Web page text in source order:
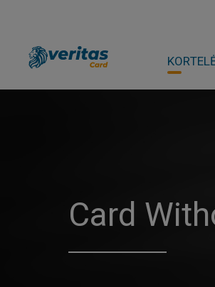
Card